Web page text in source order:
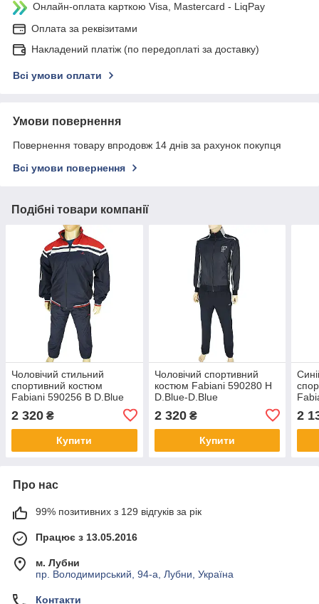
Онлайн-оплата карткою Visa, Mastercard - LiqPay
Оплата за реквізитами
Накладений платіж (по передоплаті за доставку)
Всі умови оплати
Умови повернення
Повернення товару впродовж 14 днів за рахунок покупця
Всі умови повернення
Подібні товари компанії
Чоловічий стильний
спортивний костюм
Fabiani 590256 B D.Blue
2 320 ₴
Купити
Чоловічий спортивний
костюм Fabiani 590280 H
D.Blue-D.Blue
2 320₴
Купити
2
Про нас
99% позитивних з 129 відгуків за рік
Працює з 13.05.2016
м. Лубни
пр. Володимирський, 94-а, Лубни, Україна
Контакти